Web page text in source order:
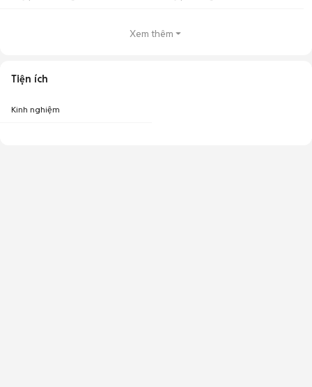
Xem thêm
Tiện ích
Kinh nghiệm